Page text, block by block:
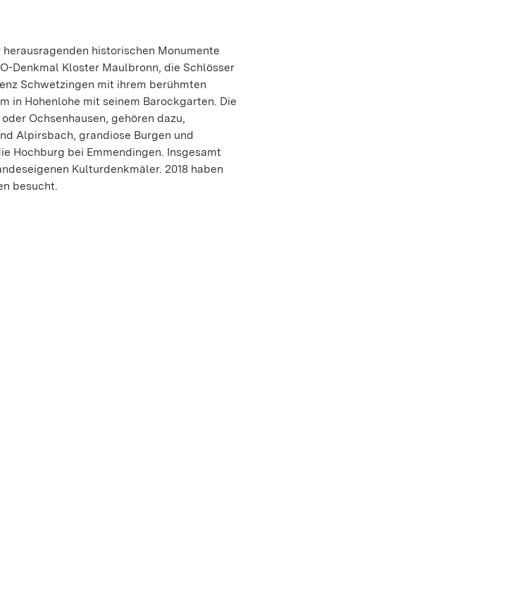
historischen Monumente
Denkmal Kloster Maulbronn, die Schlösser
Schwetzingen mit ihrem berühmten
in Hohenlohe mit seinem Barockgarten. Die
Ochsenhausen, gehören dazu,
Alpirsbach, grandiose Burgen und
Hochburg bei Emmendingen. Insgesamt
Kulturdenkmäler. 2018 haben
besucht.